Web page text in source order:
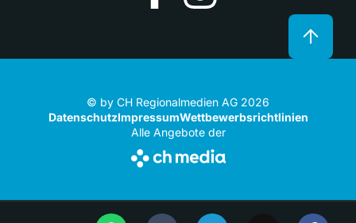
© by CH Regionalmedien AG 2026
DatenschutzImpressumWettbewerbsrichtlinien
Alle Angebote der